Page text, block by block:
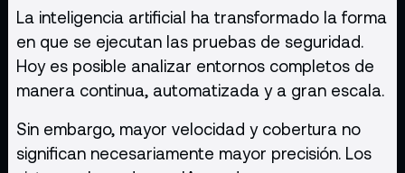
La inteligencia artificial ha transformado la forma
en que se ejecutan las pruebas de seguridad.
Hoy es posible analizar entornos completos de
manera continua, automatizada y a gran escala.
Sin embargo, mayor velocidad y cobertura no
significan necesariamente mayor precisión. Los